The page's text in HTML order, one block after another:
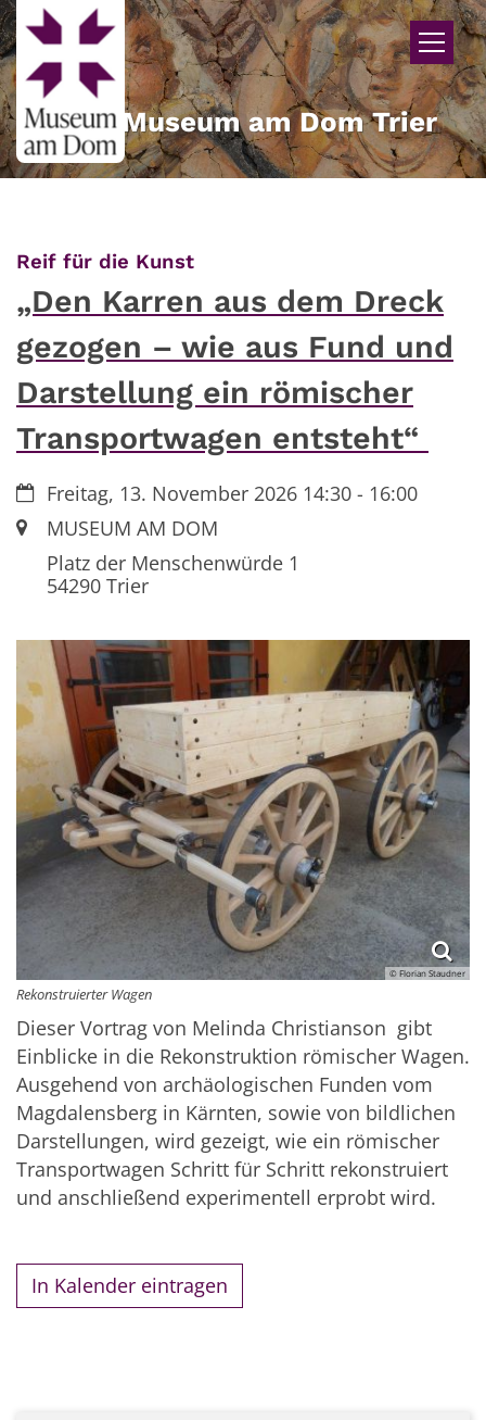
Zum Inhalt springen
Museum am Dom Trier
Reif für die Kunst:
„Den Karren aus dem Dreck
gezogen – wie aus Fund und
Darstellung ein römischer
Transportwagen entsteht“
Datum:Freitag, 13. November 2026 14:30 - 16:00
Ort:MUSEUM AM DOM
Platz der Menschenwürde 1
54290Trier
© Florian Staudner
Rekonstruierter Wagen
Dieser Vortrag von Melinda Christianson gibt
Einblicke in die Rekonstruktion römischer Wagen.
Ausgehend von archäologischen Funden vom
Magdalensberg in Kärnten, sowie von bildlichen
Darstellungen, wird gezeigt, wie ein römischer
Transportwagen Schritt für Schritt rekonstruiert
und anschließend experimentell erprobt wird.
In Kalender eintragen